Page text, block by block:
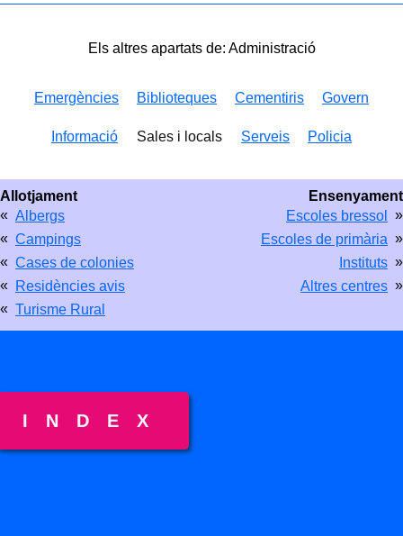
Els altres apartats de: Administració
Emergències Biblioteques Cementiris Govern
Informació Sales i locals Serveis Policia
Ensenyament
Escoles bressol
»
Escoles de primària »
Instituts »
Altres centres »
Allotjament
« Albergs
« Campings
« Cases de colonies
« Residències avis
« Turisme Rural
INDEX